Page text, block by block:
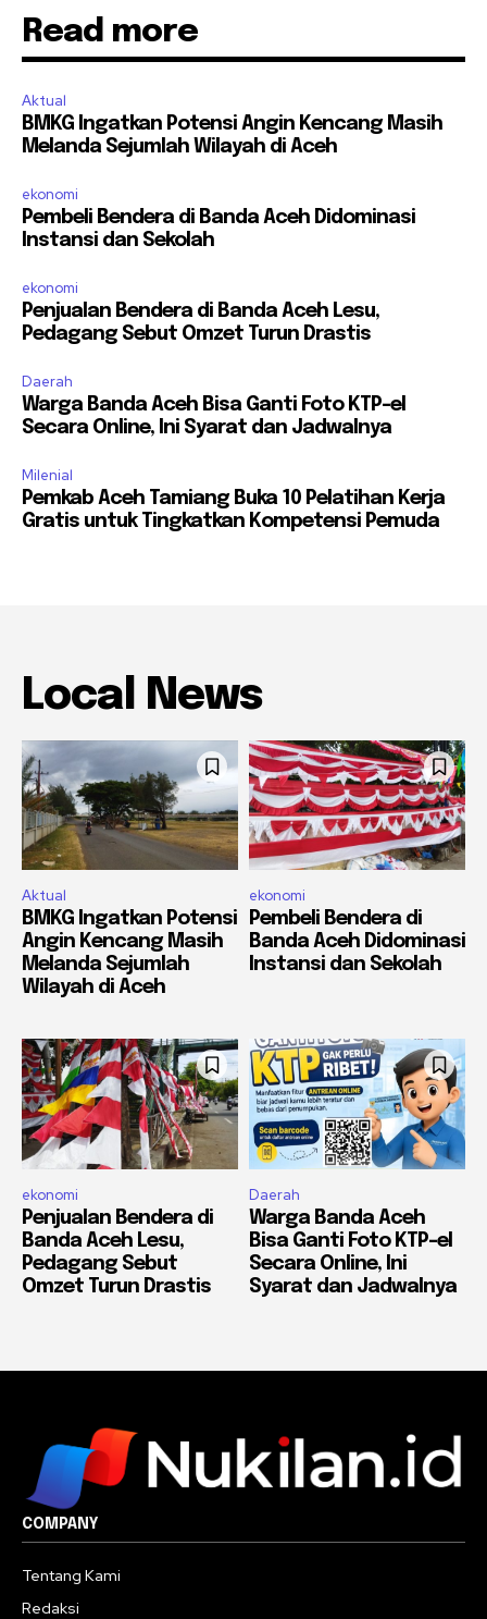
Read more
Aktual
BMKG Ingatkan Potensi Angin Kencang Masih
Melanda Sejumlah Wilayah di Aceh
ekonomi
Pembeli Bendera di Banda Aceh Didominasi
Instansi dan Sekolah
ekonomi
Penjualan Bendera di Banda Aceh Lesu,
Pedagang Sebut Omzet Turun Drastis
Daerah
Warga Banda Aceh Bisa Ganti Foto KTP-el
Secara Online, Ini Syarat dan Jadwalnya
Milenial
Pemkab Aceh Tamiang Buka 10 Pelatihan Kerja
Gratis untuk Tingkatkan Kompetensi Pemuda
Local News
Aktual
BMKG Ingatkan Potensi
Angin Kencang Masih
Melanda Sejumlah
Wilayah di Aceh
ekonomi
Pembeli Bendera di
Banda Aceh Didominasi
Instansi dan Sekolah
ekonomi
Penjualan Bendera di
Banda Aceh Lesu,
Pedagang Sebut
Omzet Turun Drastis
Daerah
Warga Banda Aceh
Bisa Ganti Foto KTP-el
Secara Online, Ini
Syarat dan Jadwalnya
COMPANY
Tentang Kami
Redaksi